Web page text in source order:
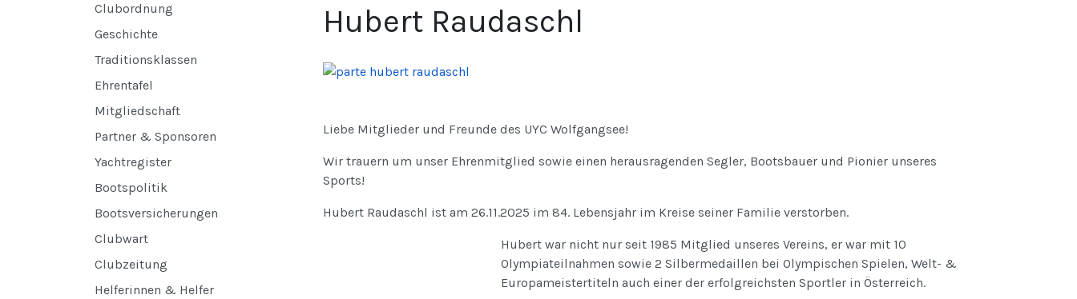
Hubert Raudaschl
Liebe Mitglieder und Freunde des UYC Wolfgangsee!
Wir trauern um unser Ehrenmitglied sowie einen herausragenden Segler, Bootsbauer und Pionier unseres
Sports!
Hubert Raudaschl ist am 26.11.2025 im 84. Lebensjahr im Kreise seiner Familie verstorben.
Hubert war nicht nur seit 1985 Mitglied unseres Vereins, er war mit 10
Olympiateilnahmen sowie 2 Silbermedaillen bei Olympischen Spielen, Welt- &
Europameistertiteln auch einer der erfolgreichsten Sportler in Österreich.
Clubordnung
Geschichte
Traditionsklassen
Ehrentafel
Mitgliedschaft
Partner & Sponsoren
Yachtregister
Bootspolitik
Bootsversicherungen
Clubwart
Clubzeitung
Helferinnen & Helfer